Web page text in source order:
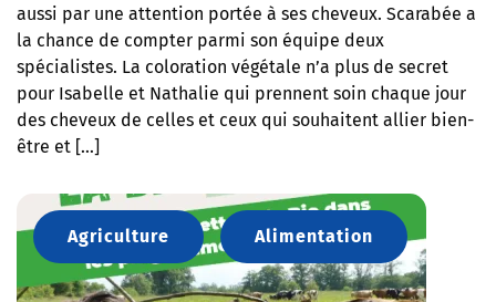
aussi par une attention portée à ses cheveux. Scarabée a
la chance de compter parmi son équipe deux
spécialistes. La coloration végétale n’a plus de secret
pour Isabelle et Nathalie qui prennent soin chaque jour
des cheveux de celles et ceux qui souhaitent allier bien-
être et […]
Agriculture Alimentation